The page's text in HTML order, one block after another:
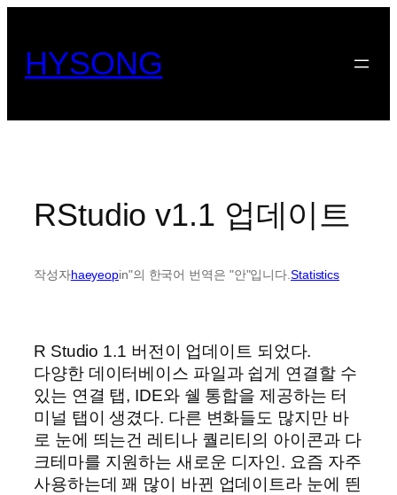
HYSONG
RStudio v1.1 업데이트
작성자haeyeopin"의 한국어 번역은 "안"입니다.Statistics
R Studio 1.1 버전이 업데이트 되었다.
다양한 데이터베이스 파일과 쉽게 연결할 수
있는 연결 탭, IDE와 쉘 통합을 제공하는 터
미널 탭이 생겼다. 다른 변화들도 많지만 바
로 눈에 띄는건 레티나 퀄리티의 아이콘과 다
크테마를 지원하는 새로운 디자인. 요즘 자주
사용하는데 꽤 많이 바뀐 업데이트라 눈에 띈